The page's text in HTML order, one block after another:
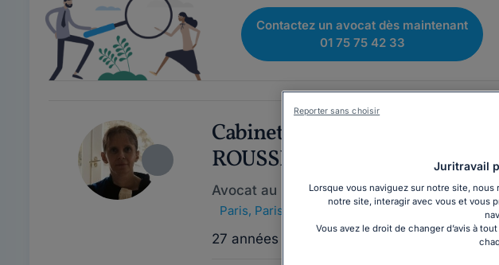
Contactez un avocat dès maintenant
01 75 75 42 33
Cabinet VALERIE LEPAGE-
ROUSSEL
Avocat au barreau de Paris
Paris, Paris 16ème, 75016
27 années d'expérience
Juritravail
Lorsque vous naviguez sur notre site,
notre site, interagir avec vous et vous
Vous avez le droit de changer d’avis à
Reporter sans choisir